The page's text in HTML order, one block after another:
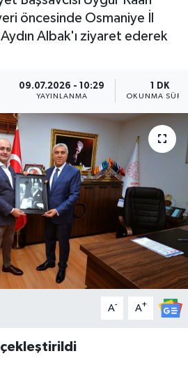
öncesinde Osmaniye İl
Albak'ı ziyaret ederek
09.07.2026 - 10:29
YAYINLANMA
1 DK
OKUNMA
A- A+